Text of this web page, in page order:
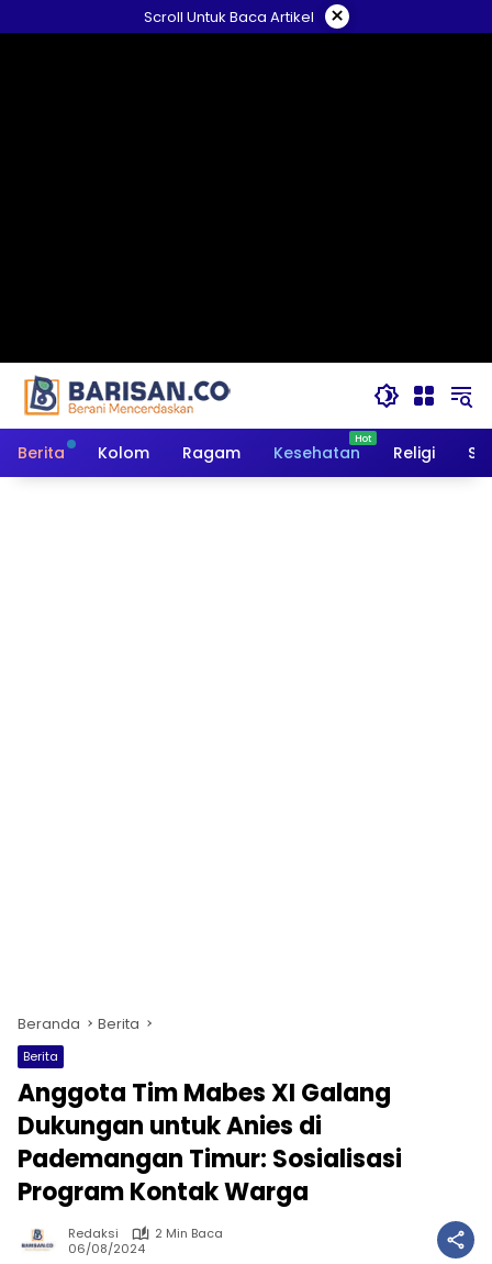
ke
Scroll Untuk Baca Artikel ×
Berita Kolom Ragam Kesehatan Religi
Beranda Berita
Berita
Anggota Tim Mabes XI Galang
Dukungan untuk Anies di
Pademangan Timur: Sosialisasi
Program Kontak Warga
Redaksi
2 Min Baca
06/08/2024